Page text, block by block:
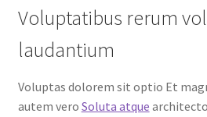
Voluptatibus rerum
laudantium
Voluptas dolorem sit optio Et
autem vero Soluta atque